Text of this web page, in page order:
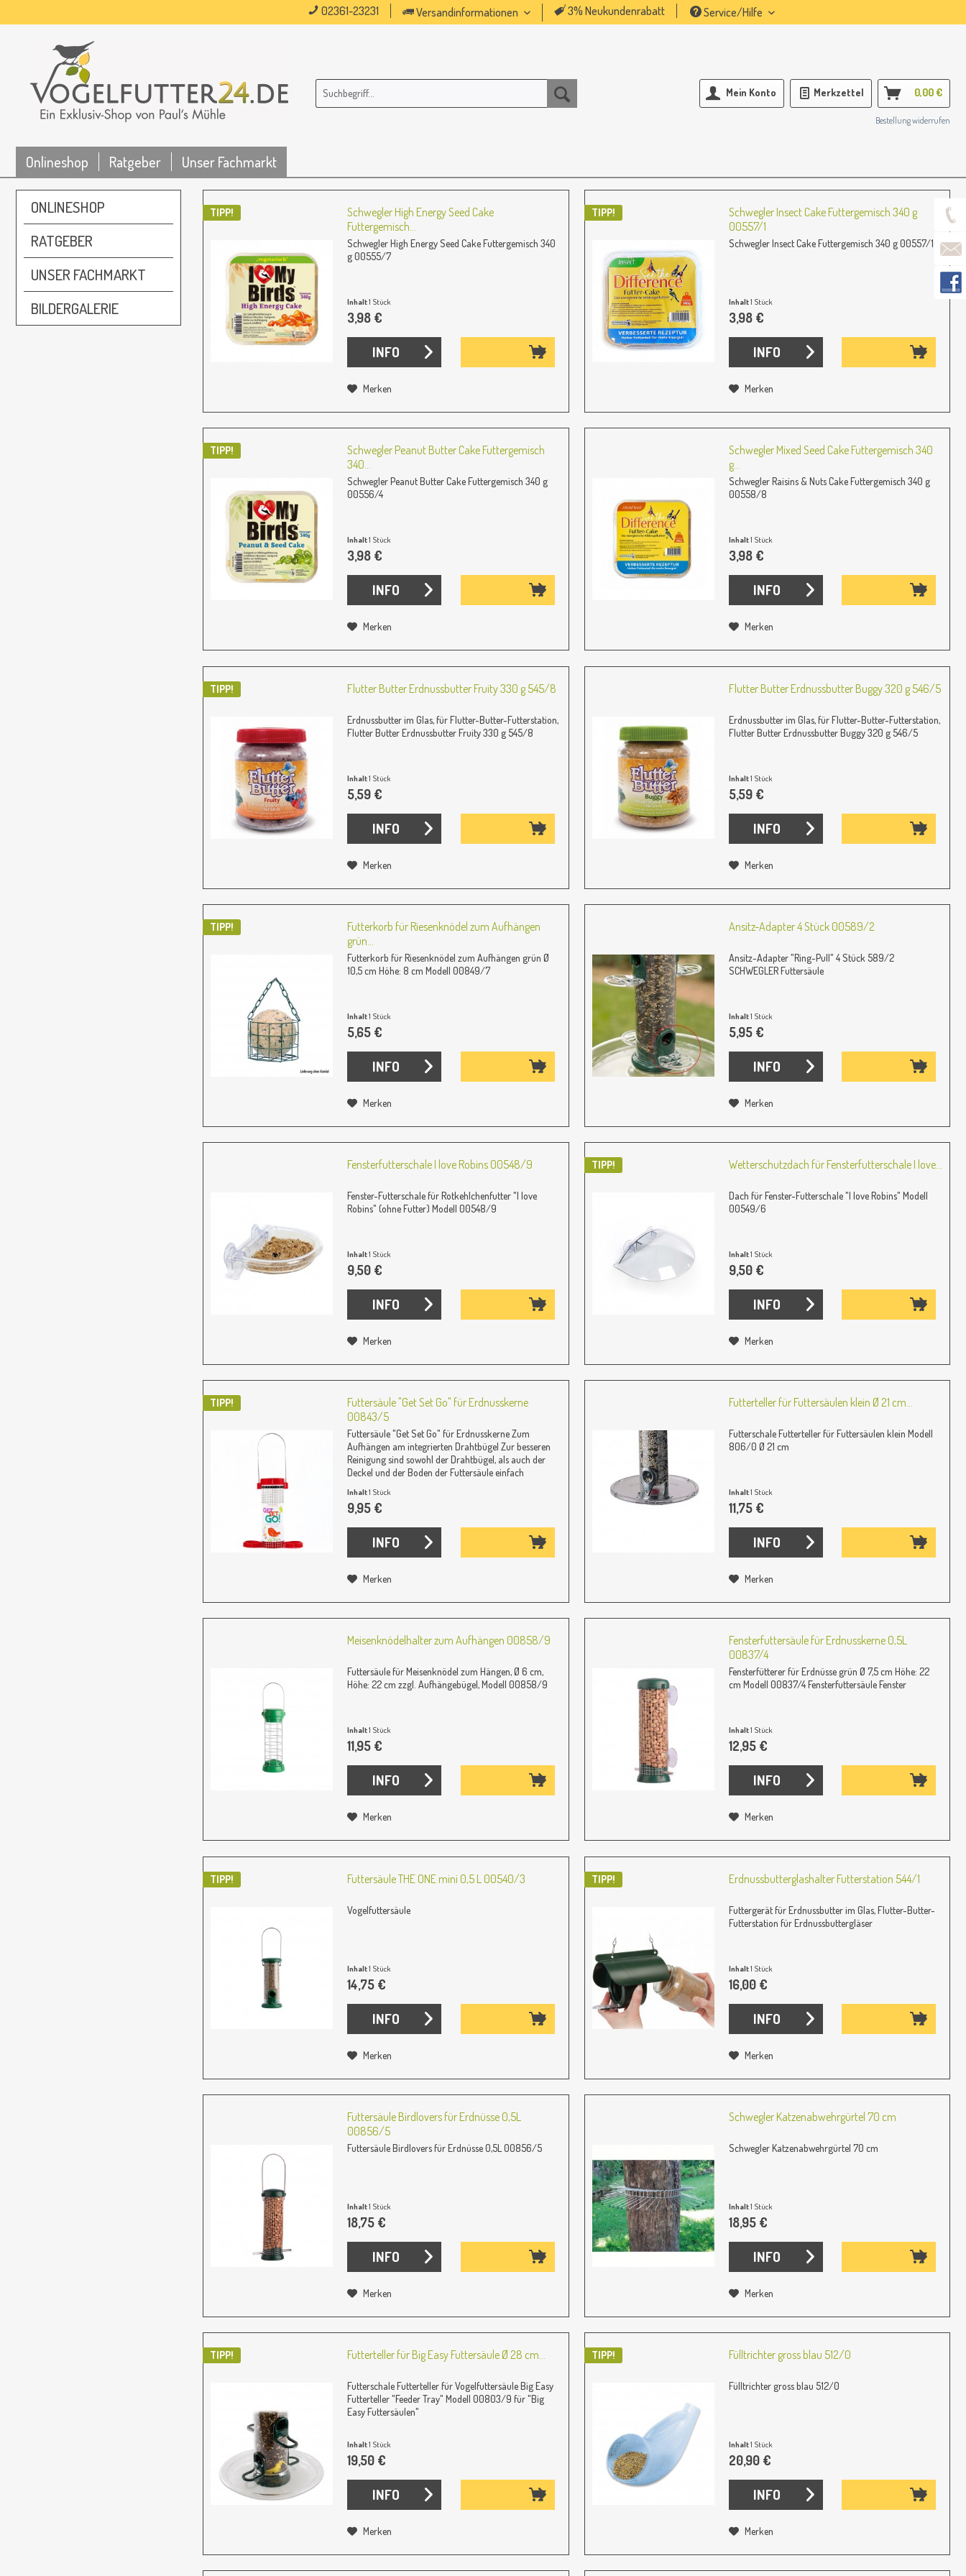
02361-23231 Versandinformationen 3% Neukundenrabatt Service/Hilfe
Mein Konto Merkzettel 0,00 €
Bestellung widerrufen
Onlineshop Ratgeber Unser Fachmarkt
ONLINESHOP
RATGEBER
UNSER FACHMARKT
BILDERGALERIE
TIPP!
Schwegler High Energy Seed Cake
Futtergemisch...
Schwegler High Energy Seed Cake Futtergemisch 340
g 00555/7
Inhalt1 Stück
3,98 €
INFO
Merken
TIPP!
Schwegler Insect Cake Futtergemisch 340 g
00557/1
Schwegler Insect Cake Futtergemisch 340 g 00557/1
Inhalt1 Stück
3,98 €
INFO
Merken
TIPP!
Schwegler Peanut Butter Cake Futtergemisch
340...
Schwegler Peanut Butter Cake Futtergemisch 340 g
00556/4
Inhalt1 Stück
3,98 €
INFO
Merken
Schwegler Mixed Seed Cake Futtergemisch 340
g...
Schwegler Raisins & Nuts Cake Futtergemisch 340 g
00558/8
Inhalt1 Stück
3,98 €
INFO
Merken
TIPP! Flutter Butter Erdnussbutter Fruity 330 g 545/8
Erdnussbutter im Glas, für Flutter-Butter-Futterstation,
Flutter Butter Erdnussbutter Fruity 330 g 545/8
Inhalt1 Stück
5,59 €
INFO
Merken
Flutter Butter Erdnussbutter Buggy 320 g 546/5
Erdnussbutter im Glas, für Flutter-Butter-Futterstation,
Flutter Butter Erdnussbutter Buggy 320 g 546/5
Inhalt1 Stück
5,59 €
INFO
Merken
TIPP!
Futterkorb für Riesenknödel zum Aufhängen
grün...
Futterkorb für Riesenknödel zum Aufhängen grün Ø
10,5 cm Höhe: 8 cm Modell 00849/7
Inhalt1 Stück
5,65 €
INFO
Merken
Ansitz-Adapter 4 Stück 00589/2
Ansitz-Adapter "Ring-Pull" 4 Stück 589/2
SCHWEGLER Futtersäule
Inhalt1 Stück
5,95 €
INFO
Merken
Fensterfutterschale I love Robins 00548/9
Fenster-Futterschale für Rotkehlchenfutter "I love
Robins" (ohne Futter) Modell 00548/9
Inhalt1 Stück
9,50 €
INFO
Merken
TIPP! Wetterschutzdach für Fensterfutterschale I love...
Dach für Fenster-Futterschale "I love Robins" Modell
00549/6
Inhalt1 Stück
9,50 €
INFO
Merken
TIPP!
Futtersäule "Get Set Go" für Erdnusskerne
00843/5
Futtersäule "Get Set Go" für Erdnusskerne Zum
Aufhängen am integrierten Drahtbügel Zur besseren
Reinigung sind sowohl der Drahtbügel, als auch der
Deckel und der Boden der Futtersäule einfach
Inhalt1 Stück
9,95 €
INFO
Merken
Futterteller für Futtersäulen klein Ø 21 cm...
Futterschale Futterteller für Futtersäulen klein Modell
806/0 Ø 21 cm
Inhalt1 Stück
11,75 €
INFO
Merken
Meisenknödelhalter zum Aufhängen 00858/9
Futtersäule für Meisenknödel zum Hängen, Ø 6 cm,
Höhe: 22 cm zzgl. Aufhängebügel, Modell 00858/9
Inhalt1 Stück
11,95 €
INFO
Merken
Fensterfuttersäule für Erdnusskerne 0,5L
00837/4
Fensterfütterer für Erdnüsse grün Ø 7,5 cm Höhe: 22
cm Modell 00837/4 Fensterfuttersäule Fenster
Inhalt1 Stück
12,95 €
INFO
Merken
TIPP! Futtersäule THE ONE mini 0,5 L 00540/3
Vogelfuttersäule
Inhalt1 Stück
14,75 €
INFO
Merken
TIPP! Erdnussbutterglashalter Futterstation 544/1
Futtergerät für Erdnussbutter im Glas, Flutter-Butter-
Futterstation für Erdnussbuttergläser
Inhalt1 Stück
16,00 €
INFO
Merken
Futtersäule Birdlovers für Erdnüsse 0,5L
00856/5
Futtersäule Birdlovers für Erdnüsse 0,5L 00856/5
Inhalt1 Stück
18,75 €
INFO
Merken
Schwegler Katzenabwehrgürtel 70 cm
Schwegler Katzenabwehrgürtel 70 cm
Inhalt1 Stück
18,95 €
INFO
Merken
TIPP! Futterteller für Big Easy Futtersäule Ø 28 cm...
Futterschale Futterteller für Vogelfuttersäule Big Easy
Futterteller "Feeder Tray" Modell 00803/9 für "Big
Easy Futtersäulen"
Inhalt1 Stück
19,50 €
INFO
Merken
TIPP! Fülltrichter gross blau 512/0
Fülltrichter gross blau 512/0
Inhalt1 Stück
20,90 €
INFO
Merken